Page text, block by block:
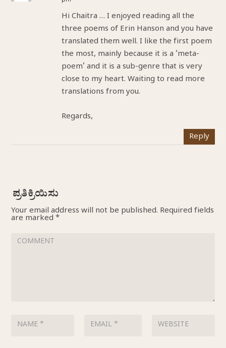
Hi Chaitra … I enjoyed reading all the
three poems of Erin Hanson and you have
translated them well. I like the first poem
the most, mainly because it is a ‘meta-
poem’ and it is a sub-genre that is very
close to my heart. Waiting to read more
translations from you.
Regards,
Reply
Your email address will not be published. Required fields
are marked *